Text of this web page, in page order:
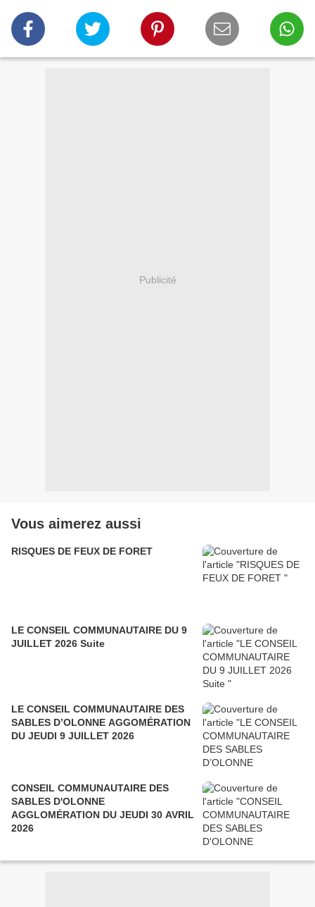
Publicité
Vous aimerez aussi
RISQUES DE FEUX DE FORET
LE CONSEIL COMMUNAUTAIRE DU 9
JUILLET 2026 Suite
LE CONSEIL COMMUNAUTAIRE DES
SABLES D’OLONNE AGGOMÉRATION
DU JEUDI 9 JUILLET 2026
CONSEIL COMMUNAUTAIRE DES
SABLES D'OLONNE
AGGLOMÉRATION DU JEUDI 30 AVRIL
2026